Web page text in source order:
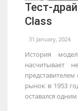
Тест-
Class
31 January, 2024
История
насчитывает
рынок в 1953
оставался